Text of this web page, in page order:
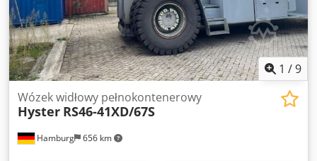
1 /9
Hamburg 656 km
Wózek widłowy pełnokontenerowy
Hyster RS46-41XD/67S